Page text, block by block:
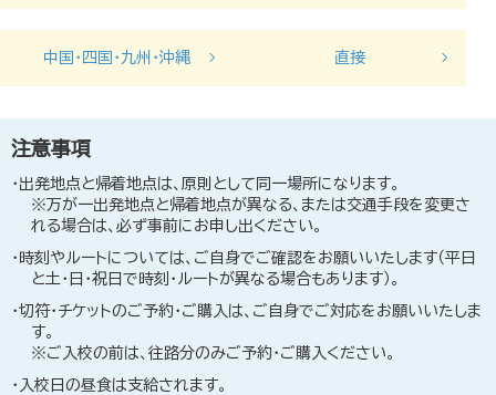
中国・四国・九州・沖縄 直接
注意事項
出発地点と帰着地点は、原則として同一場所になります。
※万が一出発地点と帰着地点が異なる、または交通手段を変更さ
れる場合は、必ず事前にお申し出ください。
時刻やルートについては、ご自身でご確認をお願いいたします（平日
と土・日・祝日で時刻・ルートが異なる場合もあります）。
切符・チケットのご予約・ご購入は、ご自身でご対応をお願いいたしま
す。
※ご入校の前は、往路分のみご予約・ご購入ください。
入校日の昼食は支給されます。